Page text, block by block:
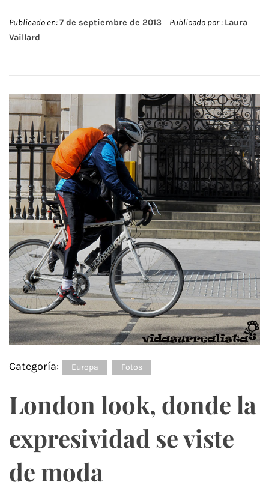
Publicado en:7 de septiembre de 2013 Publicado por : Laura
Vaillard
Categoría: Europa Fotos
London look, donde la
expresividad se viste
de moda